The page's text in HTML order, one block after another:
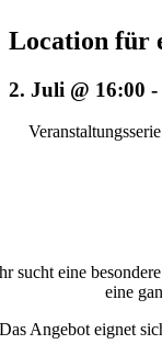
Location für
2. Juli @ 16:00 -
Veranstaltungsserie
sucht eine besondere
eine
Angebot eignet